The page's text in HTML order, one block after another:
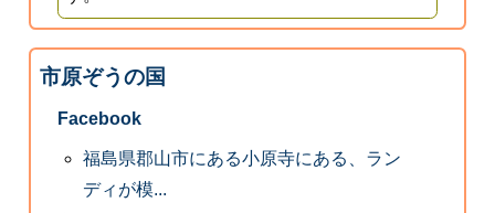
市原ぞうの国
Facebook
福島県郡山市にある小原寺にある、ラン
ディが模...